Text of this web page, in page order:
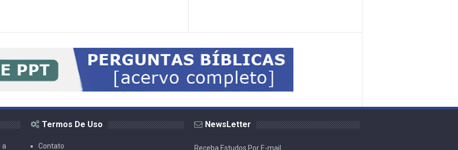
a
Termos De Uso
Contato
NewsLetter
Receba Estudos Por E-mail.